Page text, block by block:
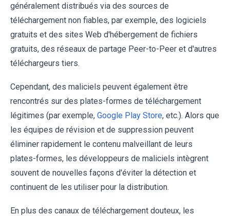
généralement distribués via des sources de
téléchargement non fiables, par exemple, des logiciels
gratuits et des sites Web d'hébergement de fichiers
gratuits, des réseaux de partage Peer-to-Peer et d'autres
téléchargeurs tiers.
Cependant, des maliciels peuvent également être
rencontrés sur des plates-formes de téléchargement
légitimes (par exemple, Google Play Store, etc.). Alors que
les équipes de révision et de suppression peuvent
éliminer rapidement le contenu malveillant de leurs
plates-formes, les développeurs de maliciels intègrent
souvent de nouvelles façons d'éviter la détection et
continuent de les utiliser pour la distribution.
En plus des canaux de téléchargement douteux, les